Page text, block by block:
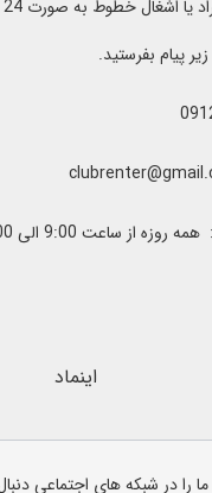
پیام بفرستید.
از ساعت 9:00 الی 17:00
اینماد
ما را در شبکه های اجتماعی